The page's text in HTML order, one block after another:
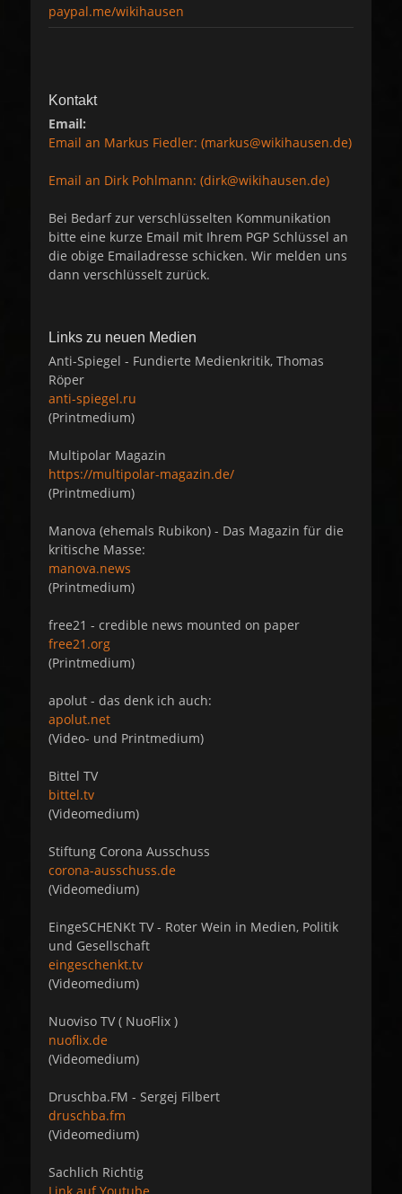
paypal.me/wikihausen
Kontakt
Email:
Email an Markus Fiedler: (markus@wikihausen.de)
Email an Dirk Pohlmann: (dirk@wikihausen.de)
Bei Bedarf zur verschlüsselten Kommunikation
bitte eine kurze Email mit Ihrem PGP Schlüssel an
die obige Emailadresse schicken. Wir melden uns
dann verschlüsselt zurück.
Links zu neuen Medien
Anti-Spiegel - Fundierte Medienkritik, Thomas
Röper
anti-spiegel.ru
(Printmedium)
Multipolar Magazin
https://multipolar-magazin.de/
(Printmedium)
Manova (ehemals Rubikon) - Das Magazin für die
kritische Masse:
manova.news
(Printmedium)
free21 - credible news mounted on paper
free21.org
(Printmedium)
apolut - das denk ich auch:
apolut.net
(Video- und Printmedium)
Bittel TV
bittel.tv
(Videomedium)
Stiftung Corona Ausschuss
corona-ausschuss.de
(Videomedium)
EingeSCHENKt TV - Roter Wein in Medien, Politik
und Gesellschaft
eingeschenkt.tv
(Videomedium)
Nuoviso TV ( NuoFlix )
nuoflix.de
(Videomedium)
Druschba.FM - Sergej Filbert
druschba.fm
(Videomedium)
Sachlich Richtig